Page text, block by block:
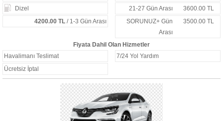
Dizel
21-27 Gün Arası
3600.00 TL
4200.00 TL/ 1-3 Gün Arası
SORUNUZ+ Gün
Arası
3500.00 TL
Fiyata Dahil Olan Hizmetler
Havalimanı Teslimat
7/24 Yol Yardım
Ücretsiz İptal